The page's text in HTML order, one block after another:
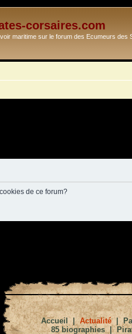
corsaires.com
maritime sur le forum des Ecumeurs des
de ce forum?
Accueil |Actualité|
85 biographies|